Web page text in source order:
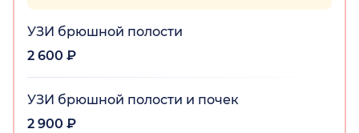
УЗИ брюшной полости
2 600 ₽
УЗИ брюшной полости и почек
2 900 ₽